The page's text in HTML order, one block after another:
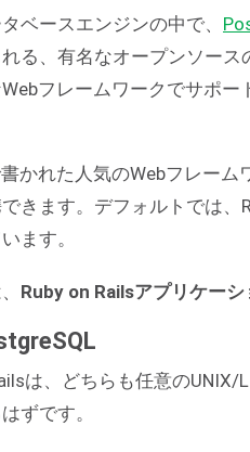
ベースエンジンの中で、
る、有名なオープンソー
フレームワークでサポー
かれた人気のWebフレー
きます。デフォルトでは
ます。
Ruby on Railsアプリケー
は、どちらも任意の
ずです。